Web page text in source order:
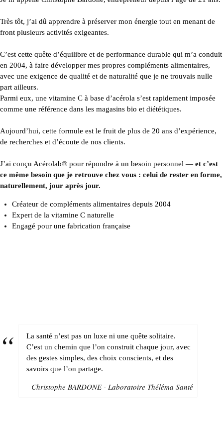
Très tôt, j’ai dû apprendre à préserver mon énergie tout en menant de
front plusieurs activités exigeantes.
C’est cette quête d’équilibre et de performance durable qui m’a conduit
en 2004, à faire développer mes propres compléments alimentaires,
avec une exigence de qualité et de naturalité que je ne trouvais nulle
part ailleurs.
Parmi eux, une vitamine C à base d’acérola s’est rapidement imposée
comme une référence dans les magasins bio et diététiques.
Aujourd’hui, cette formule est le fruit de plus de 20 ans d’expérience,
de recherches et d’écoute de nos clients.
J’ai conçu Acérolab® pour répondre à un besoin personnel — et c’est
ce même besoin que je retrouve chez vous : celui de rester en forme,
naturellement, jour après jour.
Créateur de compléments alimentaires depuis 2004
Expert de la vitamine C naturelle
Engagé pour une fabrication française
La santé n’est pas un luxe ni une quête solitaire.
C’est un chemin que l’on construit chaque jour, avec
des gestes simples, des choix conscients, et des
savoirs que l’on partage.
Christophe BARDONE - Laboratoire Théléma Santé